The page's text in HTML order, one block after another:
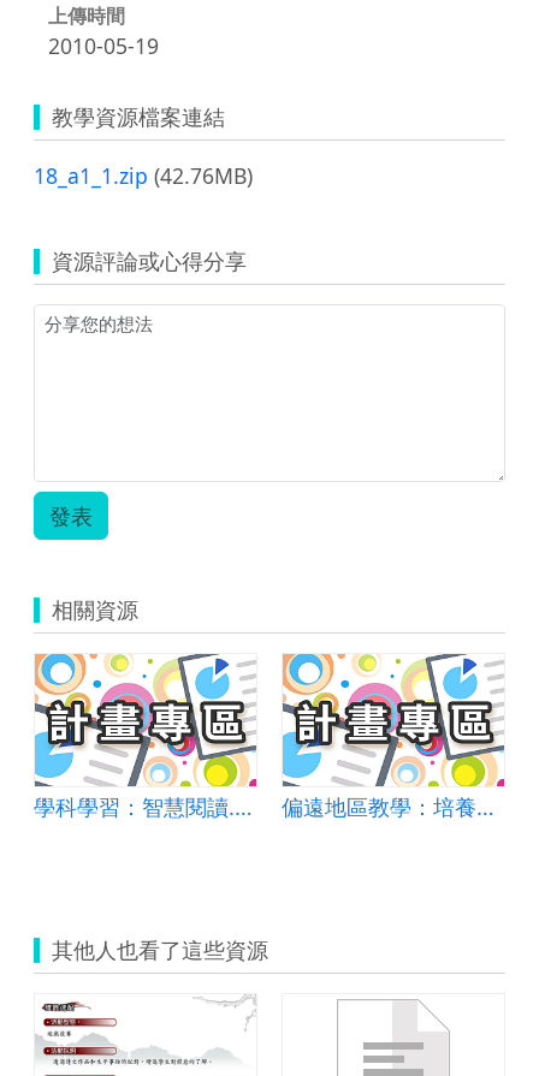
上傳時間
2010-05-19
教學資源檔案連結
18_a1_1.zip (42.76MB)
資源評論或心得分享
發表
相關資源
學科學習：智慧閱讀.北新愛渇力-北新國小智慧教育閱讀理解整合推動模式 偏遠地區教學：培養道德實踐與公民意識素養
其他人也看了這些資源